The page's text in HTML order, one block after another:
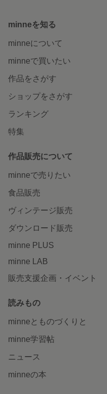
minneを知る
minneについて
minneで買いたい
作品をさがす
ショップをさがす
ランキング
特集
作品販売について
minneで売りたい
食品販売
ヴィンテージ販売
ダウンロード販売
minne PLUS
minne LAB
販売支援企画・イベント
読みもの
minneとものづくりと
minne学習帖
ニュース
minneの本